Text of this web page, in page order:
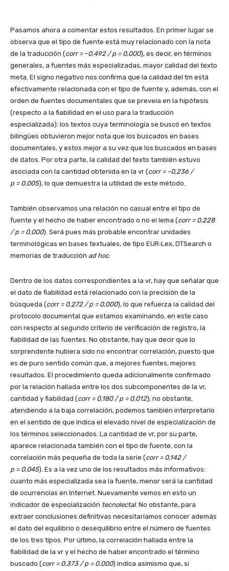
Pasamos ahora a comentar estos resultados. En primer lugar se
observa que el tipo de fuente está muy relacionado con la nota
de la traducción (corr = –0,492 / p = 0,000), es decir, en términos
generales, a fuentes más especializadas, mayor calidad del texto
meta. El signo negativo nos confirma que la calidad del tm está
efectivamente relacionada con el tipo de fuente y, además, con el
orden de fuentes documentales que se preveía en la hipótesis
(respecto a la fiabilidad en el uso para la traducción
especializada): los textos cuya terminología se buscó en textos
bilingües obtuvieron mejor nota que los buscados en bases
documentales, y estos mejor a su vez que los buscados en bases
de datos. Por otra parte, la calidad del texto también estuvo
asociada con la cantidad obtenida en la vr (corr = –0,236 /
p = 0,005), lo que demuestra la utilidad de este método.
También observamos una relación no casual entre el tipo de
fuente y el hecho de haber encontrado o no el lema (corr = 0,228
/ p = 0,000). Será pues más probable encontrar unidades
terminológicas en bases textuales, de tipo EUR‑Lex, DTSearch o
memorias de traducción ad hoc.
Dentro de los datos correspondientes a la vr, hay que señalar que
el dato de fiabilidad está relacionado con la precisión de la
búsqueda (corr = 0,272 / p = 0,000), lo que refuerza la calidad del
protocolo documental que estamos examinando, en este caso
con respecto al segundo criterio de verificación de registro, la
fiabilidad de las fuentes. No obstante, hay que decir que lo
sorprendente hubiera sido no encontrar correlación, puesto que
es de puro sentido común que, a mejores fuentes, mejores
resultados. El procedimiento queda adicionalmente confirmado
por la relación hallada entre los dos subcomponentes de la vr,
cantidad y fiabilidad (corr = 0,180 / p = 0,012); no obstante,
atendiendo a la baja correlación, podemos también interpretarlo
en el sentido de que indica el elevado nivel de especialización de
los términos seleccionados. La cantidad de vr, por su parte,
aparece relacionada también con el tipo de fuente, con la
correlación más pequeña de toda la serie (corr = 0,142 /
p = 0,045). Es a la vez uno de los resultados más informativos:
cuanto más especializada sea la fuente, menor será la cantidad
de ocurrencias en Internet. Nuevamente vemos en esto un
indicador de especialización tecnolectal. No obstante, para
extraer conclusiones definitivas necesitaríamos conocer además
el dato del equilibrio o desequilibrio entre el número de fuentes
de los tres tipos. Por último, la correlación hallada entre la
fiabilidad de la vr y el hecho de haber encontrado el término
buscado (corr = 0,373 / p = 0,000) indica asimismo que, si